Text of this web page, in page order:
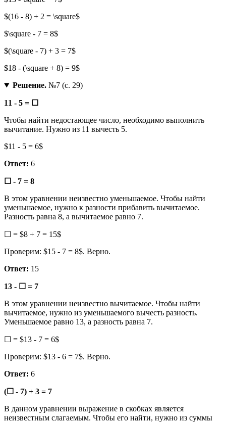
$(16 - 8) + 2 = \square$
$\square - 7 = 8$
$(\square - 7) + 3 = 7$
$18 - (\square + 8) = 9$
Решение.№7 (с. 29)
11 - 5 = ☐
Чтобы найти недостающее число, необходимо выполнить
вычитание. Нужно из 11 вычесть 5.
$11 - 5 = 6$
Ответ: 6
☐ - 7 = 8
В этом уравнении неизвестно уменьшаемое. Чтобы найти
уменьшаемое, нужно к разности прибавить вычитаемое.
Разность равна 8, а вычитаемое равно 7.
☐ = $8 + 7 = 15$
Проверим: $15 - 7 = 8$. Верно.
Ответ: 15
13 - ☐ = 7
В этом уравнении неизвестно вычитаемое. Чтобы найти
вычитаемое, нужно из уменьшаемого вычесть разность.
Уменьшаемое равно 13, а разность равна 7.
☐ = $13 - 7 = 6$
Проверим: $13 - 6 = 7$. Верно.
Ответ: 6
(☐ - 7) + 3 = 7
В данном уравнении выражение в скобках является
неизвестным слагаемым. Чтобы его найти, нужно из суммы